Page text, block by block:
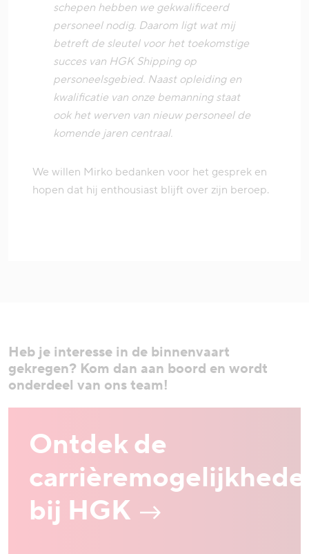
schepen hebben we gekwalificeerd
personeel nodig. Daarom ligt wat mij
betreft de sleutel voor het toekomstige
succes van HGK Shipping op
personeelsgebied. Naast opleiding en
kwalificatie van onze bemanning staat
ook het werven van nieuw personeel de
komende jaren centraal.
We willen Mirko bedanken voor het gesprek en
hopen dat hij enthousiast blijft over zijn beroep.
Heb je interesse in de binnenvaart
gekregen? Kom dan aan boord en wordt
onderdeel van ons team!
Ontdek de
bij HGK